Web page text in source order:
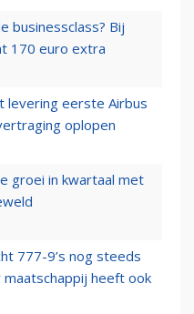
businessclass? Bij
170 euro extra
levering eerste Airbus
oplopen
groei in kwartaal met
777-9’s nog steeds
heeft ook